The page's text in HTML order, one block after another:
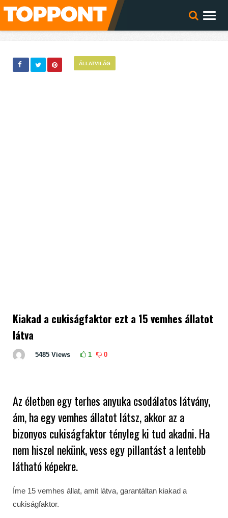
ÁLLATVILÁG
Kiakad a cukiságfaktor ezt a 15 vemhes állatot
látva
5485 Views 1 0
Az életben egy terhes anyuka csodálatos látvány,
ám, ha egy vemhes állatot látsz, akkor az a
bizonyos cukiságfaktor tényleg ki tud akadni. Ha
nem hiszel nekünk, vess egy pillantást a lentebb
látható képekre.
Íme 15 vemhes állat, amit látva, garantáltan kiakad a
cukiságfaktor.